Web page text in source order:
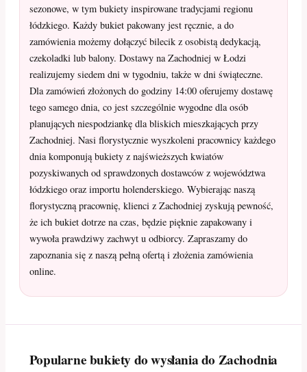
sezonowe, w tym bukiety inspirowane tradycjami regionu
łódzkiego. Każdy bukiet pakowany jest ręcznie, a do
zamówienia możemy dołączyć bilecik z osobistą dedykacją,
czekoladki lub balony. Dostawy na Zachodniej w Łodzi
realizujemy siedem dni w tygodniu, także w dni świąteczne.
Dla zamówień złożonych do godziny 14:00 oferujemy dostawę
tego samego dnia, co jest szczególnie wygodne dla osób
planujących niespodziankę dla bliskich mieszkających przy
Zachodniej. Nasi florystycznie wyszkoleni pracownicy każdego
dnia komponują bukiety z najświeższych kwiatów
pozyskiwanych od sprawdzonych dostawców z województwa
łódzkiego oraz importu holenderskiego. Wybierając naszą
florystyczną pracownię, klienci z Zachodniej zyskują pewność,
że ich bukiet dotrze na czas, będzie pięknie zapakowany i
wywoła prawdziwy zachwyt u odbiorcy. Zapraszamy do
zapoznania się z naszą pełną ofertą i złożenia zamówienia
online.
Popularne bukiety do wysłania do Zachodnia